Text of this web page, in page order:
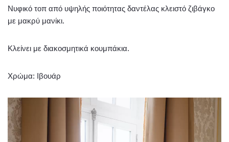
Νυφικό τοπ από υψηλής ποιότητας δαντέλας κλειστό ζιβάγκο
με μακρύ μανίκι.
Κλείνει με διακοσμητικά κουμπάκια.
Χρώμα: Ιβουάρ
Πρόγραμμα
Αναπαραγωγής
Βίντεο